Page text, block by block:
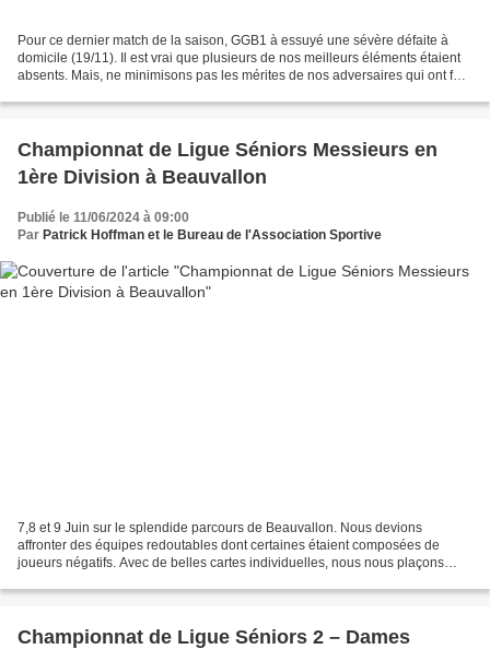
Pour ce dernier match de la saison, GGB1 à essuyé une sévère défaite à
domicile (19/11). Il est vrai que plusieurs de nos meilleurs éléments étaient
absents. Mais, ne minimisons pas les mérites de nos adversaires qui ont fait
Championnat de Ligue Séniors Messieurs en
1ère Division à Beauvallon
Publié le 11/06/2024 à 09:00
Par Patrick Hoffman et le Bureau de l'Association Sportive
7,8 et 9 Juin sur le splendide parcours de Beauvallon. Nous devions
affronter des équipes redoutables dont certaines étaient composées de
joueurs négatifs. Avec de belles cartes individuelles, nous nous plaçons
Championnat de Ligue Séniors 2 – Dames